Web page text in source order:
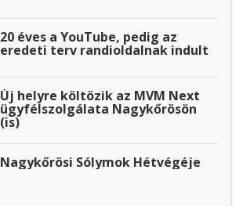
20 éves a YouTube, pedig az
eredeti terv randioldalnak indult
Új helyre költözik az MVM Next
ügyfélszolgálata Nagykőrösön
(is)
Nagykőrösi Sólymok Hétvégéje